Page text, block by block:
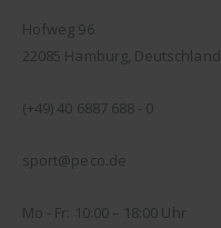
Hofweg 96
22085 Hamburg, Deutschland
(+49) 40 6887 688 - 0
sport@peco.de
Mo - Fr: 10:00 – 18:00 Uhr